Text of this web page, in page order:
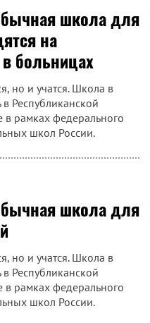
школа для
на
больницах
но и учатся. Школа в
Республиканской
в рамках федерального
школ России.
школа для
но и учатся. Школа в
Республиканской
в рамках федерального
школ России.